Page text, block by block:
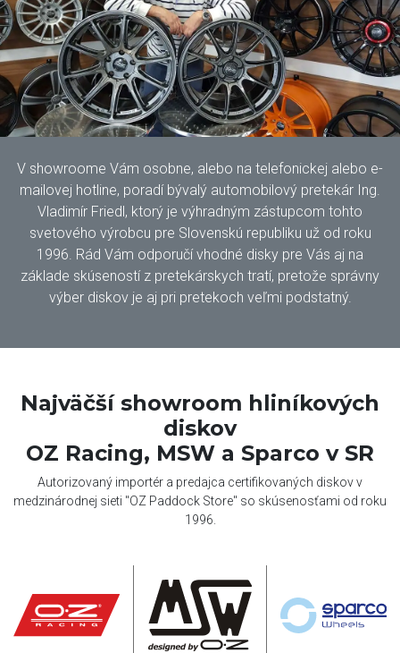
V showroome Vám osobne, alebo na telefonickej alebo e-
mailovej hotline, poradí bývalý automobilový pretekár Ing.
Vladimír Friedl, ktorý je výhradným zástupcom tohto
svetového výrobcu pre Slovenskú republiku už od roku
1996. Rád Vám odporučí vhodné disky pre Vás aj na
základe skúseností z pretekárskych tratí, pretože správny
výber diskov je aj pri pretekoch veľmi podstatný.
Najväčší showroom hliníkových
diskov
OZ Racing, MSW a Sparco v SR
Autorizovaný importér a predajca certifikovaných diskov v
medzinárodnej sieti "OZ Paddock Store" so skúsenosťami od roku
1996.